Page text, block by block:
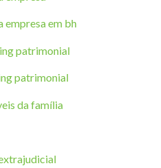
em bh
patrimonial
patrimonial
da família